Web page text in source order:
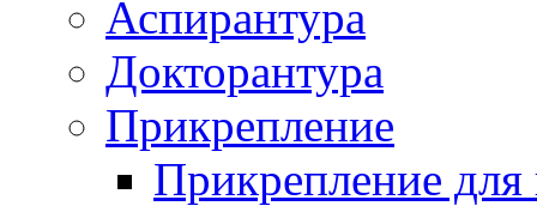
Аспирантура
Докторантура
Прикрепление
Прикрепление для